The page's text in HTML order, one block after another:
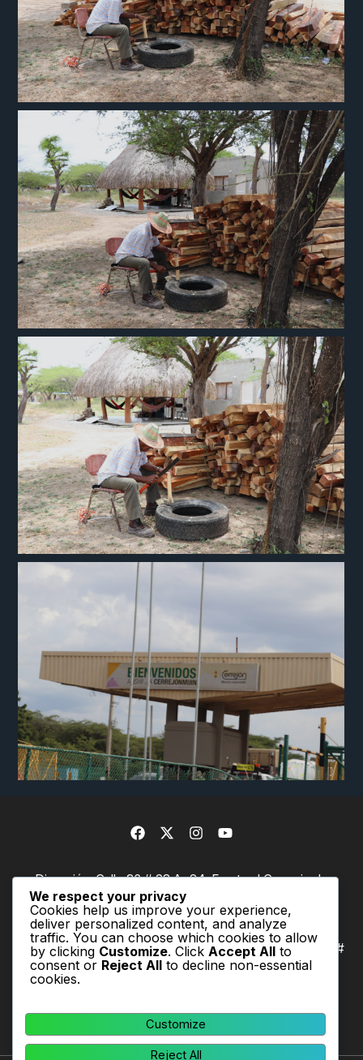
Dirección: Calle 36 # 28 A -24. Frente al Concejo de
Bogotá
Bogotá Teléfono: +57 (1) 6563000 / +57 (1) 6563001
Celular: +57 317 5104124
E-mail: centrodepensamiento@partidoverde.org.co
Recepción de documentación física: Dirección: Calle 36 #
28 A -24.
Frente al concejo de Bogotá
We respect your privacy
Cookies help us improve your experience,
deliver personalized content, and analyze
traffic. You can choose which cookies to allow
by clicking Customize. Click Accept All to
consent or Reject All to decline non-essential
cookies.
Customize
Reject All